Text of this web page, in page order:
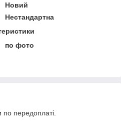
Новий
Нестандартна
по фото
по передоплаті.